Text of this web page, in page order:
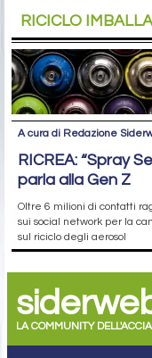
RICICLO
A cura di Redazione
RICREA: “Spray
parla alla Gen Z
Oltre 6 milioni di contatti
sui social network per la
sul riciclo degli aerosol
LA COMMUNITY